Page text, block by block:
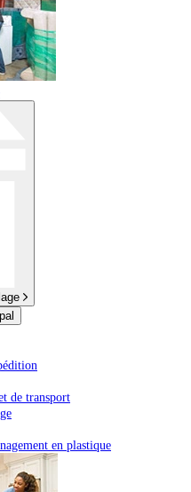
de transport
en plastique